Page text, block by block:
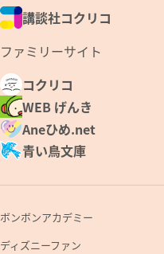
講談社コクリコ
ファミリーサイト
コクリコ
WEB げんき
Aneひめ.net
青い鳥文庫
ボンボンアカデミー
ディズニーファン